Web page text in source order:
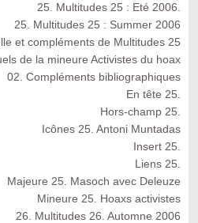
25. Multitudes 25 : Eté 2006.
25. Multitudes 25 : Summer 2006
et compléments de Multitudes 25
de la mineure Activistes du hoax
02. Compléments bibliographiques
En tête 25.
Hors-champ 25.
Icônes 25. Antoni Muntadas
Insert 25.
Liens 25.
Majeure 25. Masoch avec Deleuze
Mineure 25. Hoaxs activistes
26. Multitudes 26. Automne 2006